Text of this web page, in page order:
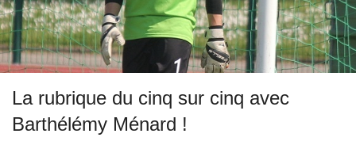
La rubrique du cinq sur cinq avec
Barthélémy Ménard !